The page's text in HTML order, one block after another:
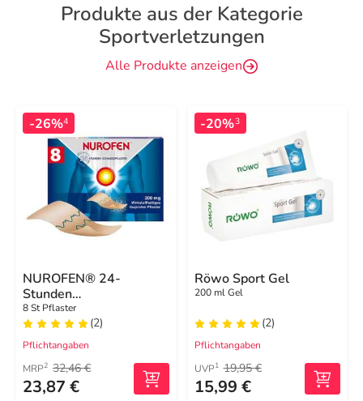
Produkte aus der Kategorie
Sportverletzungen
Alle Produkte anzeigen
-26%4
NUROFEN® 24-
Stunden
Schmerzpflaster 200
mg
8 St Pflaster
(2)
Pflichtangaben
MRP2 32,46 €
23,87 €
-20%3
Röwo Sport Gel
200 ml Gel
(2)
Pflichtangaben
UVP1 19,95 €
15,99 €